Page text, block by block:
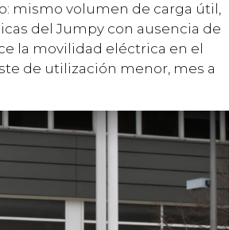
mismo volumen de carga útil,
del Jumpy con ausencia de
la movilidad eléctrica en el
de utilización menor, mes a